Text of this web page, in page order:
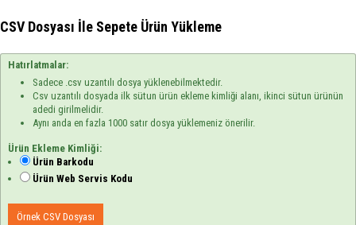
CSV Dosyası İle Sepete Ürün Yükleme
Hatırlatmalar:
Sadece .csv uzantılı dosya yüklenebilmektedir.
Csv uzantılı dosyada ilk sütun ürün ekleme kimliği alanı, ikinci sütun ürünün
adedi girilmelidir.
Aynı anda en fazla 1000 satır dosya yüklemeniz önerilir.
Ürün Ekleme Kimliği:
Ürün Barkodu
Ürün Web Servis Kodu
Örnek CSV Dosyası